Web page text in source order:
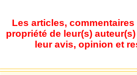
Les articles,
propriété de leur(s)
leur avis, opinion et